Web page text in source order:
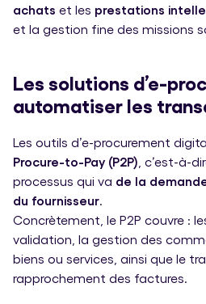
achats et les prestations
et la gestion fine des missions
Les solutions d’e-
automatiser les
Les outils d’e-procurement
Procure-to-Pay (P2P) , c’est-à-
processus qui va de la
du fournisseur
Concrètement, le P2P couvre :
validation, la gestion des
biens ou services, ainsi que le
rapprochement des factures.